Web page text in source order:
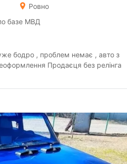
Ровно
базе МВД
бодро , проблем немає , авто з
без релінга